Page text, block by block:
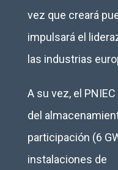
vez que creará
impulsará el
las industrias
A su vez, el
del
participación (6
instalaciones de